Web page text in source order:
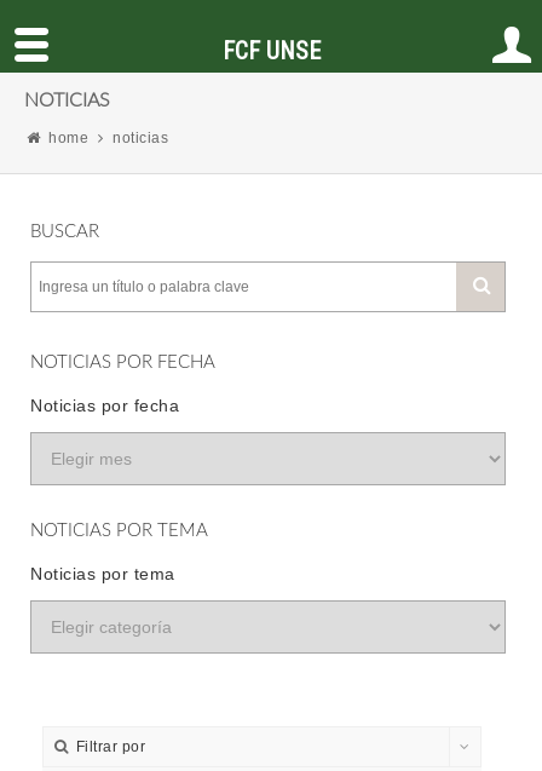
NOTICIAS
home noticias
BUSCAR
NOTICIAS POR FECHA
Noticias por fecha
NOTICIAS POR TEMA
Noticias por tema
Filtrar por
FCF UNSE